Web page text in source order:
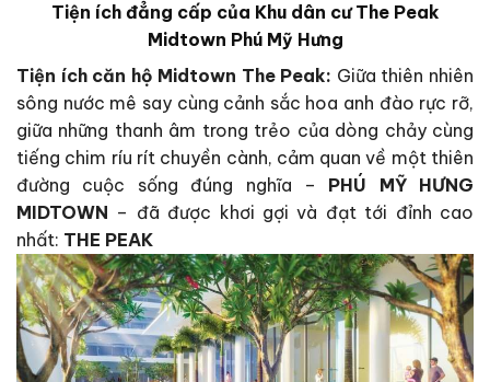
Tiện ích đẳng cấp của Khu dân cư The Peak
Midtown Phú Mỹ Hưng
Tiện ích căn hộ Midtown The Peak: Giữa thiên nhiên
sông nước mê say cùng cảnh sắc hoa anh đào rực rỡ,
giữa những thanh âm trong trẻo của dòng chảy cùng
tiếng chim ríu rít chuyền cành, cảm quan về một thiên
đường cuộc sống đúng nghĩa – PHÚ MỸ HƯNG
MIDTOWN – đã được khơi gợi và đạt tới đỉnh cao
nhất: THE PEAK